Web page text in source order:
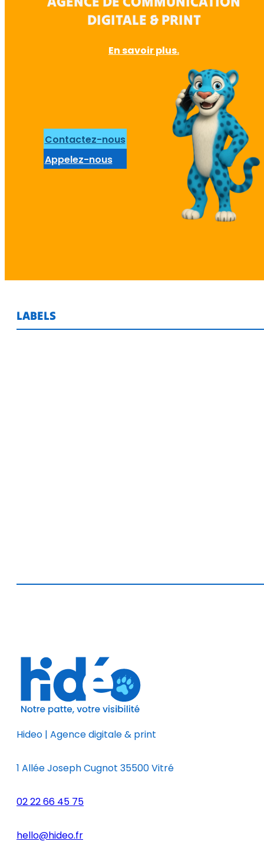
DIGITALE & PRINT
En savoir plus.
Contactez-nous
Appelez-nous
LABELS
Hideo | Agence digitale & print
1 Allée Joseph Cugnot 35500 Vitré
02 22 66 45 75
hello@hideo.fr